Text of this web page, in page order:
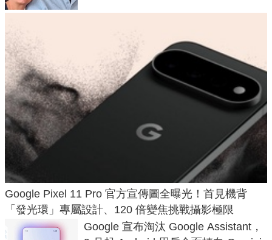
Google Pixel 11 Pro 官方宣傳圖全曝光！首見機背
「發光環」專屬設計、120 倍變焦挑戰攝影極限
Google 宣布淘汰 Google Assistant，